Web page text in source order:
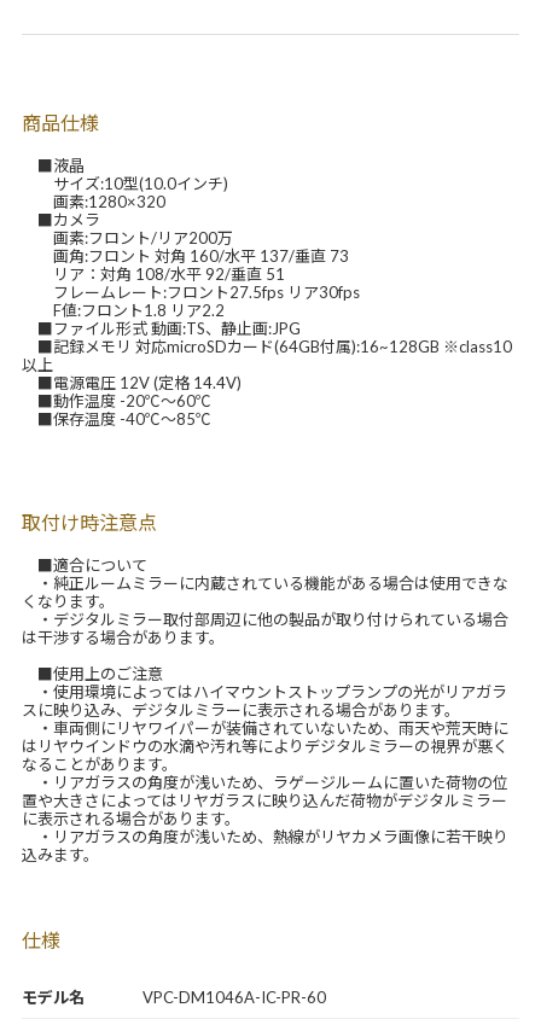
モデル名 VPC-DM1046A-IC-PR-60
商品仕様
■液晶
サイズ:10型(10.0インチ)
画素:1280×320
■カメラ
画素:フロント/リア200万
画角:フロント 対角 160/水平 137/垂直 73
リア：対角 108/水平 92/垂直 51
フレームレート:フロント27.5fps リア30fps
F値:フロント1.8 リア2.2
■ファイル形式 動画:TS、静止画:JPG
■記録メモリ 対応microSDカード(64GB付属):16~128GB ※class10
以上
■電源電圧 12V (定格 14.4V)
■動作温度 -20℃～60℃
■保存温度 -40℃～85℃
取付け時注意点
■適合について
・純正ルームミラーに内蔵されている機能がある場合は使用できな
くなります。
・デジタルミラー取付部周辺に他の製品が取り付けられている場合
は干渉する場合があります。
■使用上のご注意
・使用環境によってはハイマウントストップランプの光がリアガラ
スに映り込み、デジタルミラーに表示される場合があります。
・車両側にリヤワイパーが装備されていないため、雨天や荒天時に
はリヤウインドウの水滴や汚れ等によりデジタルミラーの視界が悪く
なることがあります。
・リアガラスの角度が浅いため、ラゲージルームに置いた荷物の位
置や大きさによってはリヤガラスに映り込んだ荷物がデジタルミラー
に表示される場合があります。
・リアガラスの角度が浅いため、熱線がリヤカメラ画像に若干映り
込みます。
仕様